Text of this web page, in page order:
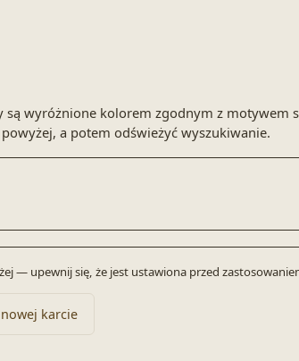
są wyróżnione kolorem zgodnym z motywem
a potem odświeżyć wyszukiwanie.
— upewnij się, że jest ustawiona przed
karcie